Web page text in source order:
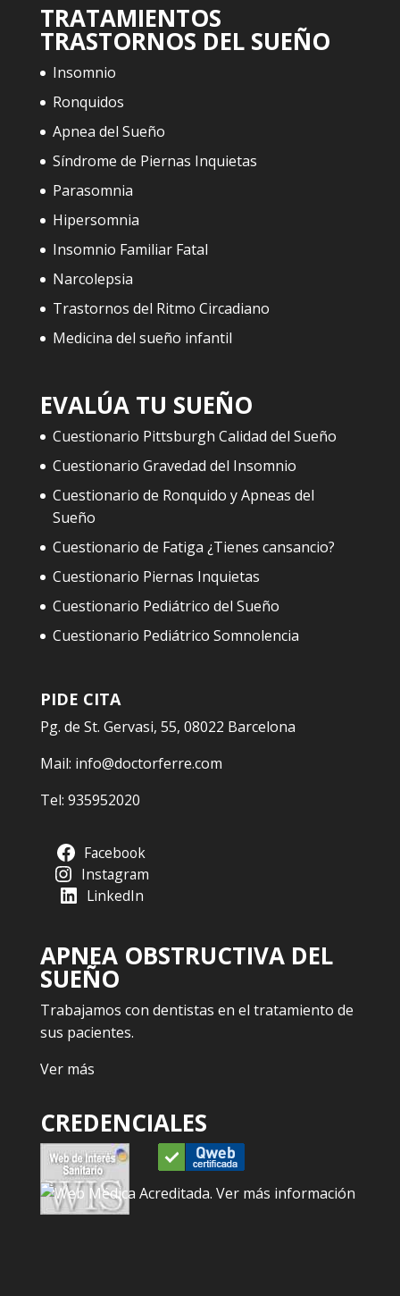
TRATAMIENTOS
TRASTORNOS DEL SUEÑO
Insomnio
Ronquidos
Apnea del Sueño
Síndrome de Piernas Inquietas
Parasomnia
Hipersomnia
Insomnio Familiar Fatal
Narcolepsia
Trastornos del Ritmo Circadiano
Medicina del sueño infantil
EVALÚA TU SUEÑO
Cuestionario Pittsburgh Calidad del Sueño
Cuestionario Gravedad del Insomnio
Cuestionario de Ronquido y Apneas del
Sueño
Cuestionario de Fatiga ¿Tienes cansancio?
Cuestionario Piernas Inquietas
Cuestionario Pediátrico del Sueño
Cuestionario Pediátrico Somnolencia
PIDE CITA
Pg. de St. Gervasi, 55, 08022 Barcelona
Mail: info@doctorferre.com
Tel: 935952020
Facebook
Instagram
LinkedIn
APNEA OBSTRUCTIVA DEL
SUEÑO
Trabajamos con dentistas en el tratamiento de
sus pacientes.
Ver más
CREDENCIALES